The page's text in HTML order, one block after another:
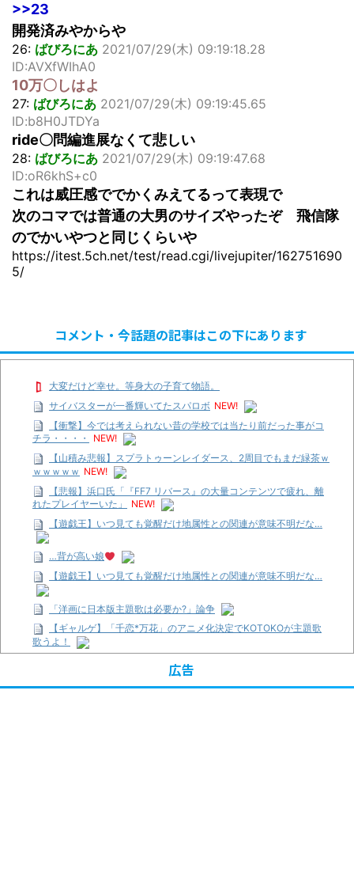
>>23
開発済みやからや
26: ばびろにあ 2021/07/29(木) 09:19:18.28
ID:AVXfWIhA0
10万〇しはよ
27: ばびろにあ 2021/07/29(木) 09:19:45.65
ID:b8H0JTDYa
ride〇問編進展なくて悲しい
28: ばびろにあ 2021/07/29(木) 09:19:47.68
ID:oR6khS+c0
これは威圧感ででかくみえてるって表現で
次のコマでは普通の大男のサイズやったぞ 飛信隊
のでかいやつと同じくらいや
https://itest.5ch.net/test/read.cgi/livejupiter/162751690
5/
コメント・今話題の記事はこの下にあります
大変だけど幸せ。等身大の子育て物語。
サイバスターが一番輝いてたスパロボ NEW!
【衝撃】今では考えられない昔の学校では当たり前だった事がコ
チラ・・・・
NEW!
【山積み悲報】スプラトゥーンレイダース、2周目でもまだ緑茶ｗ
ｗｗｗｗｗ NEW!
【悲報】浜口氏「『FF7 リバース』の大量コンテンツで疲れ、離
れたプレイヤーいた」
NEW!
【遊戯王】いつ見ても覚醒だけ地属性との関連が意味不明だな…
…背が高い娘
【遊戯王】いつ見ても覚醒だけ地属性との関連が意味不明だな…
「洋画に日本版主題歌は必要か?」論争
【ギャルゲ】「千恋*万花」のアニメ化決定でKOTOKOが主題歌
歌うよ！
広告